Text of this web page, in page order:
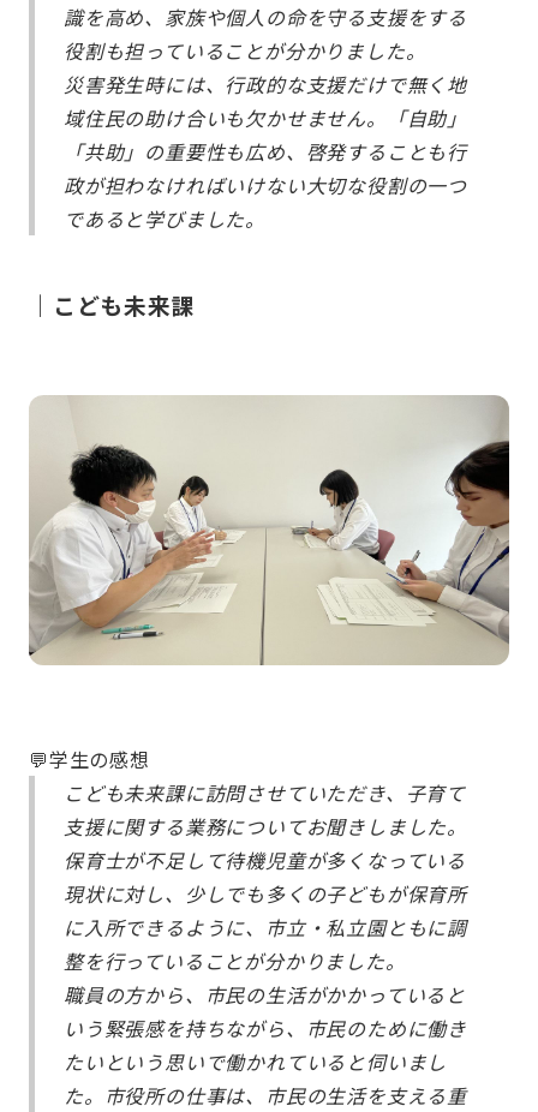
識を高め、家族や個人の命を守る支援をする
役割も担っていることが分かりました。
災害発生時には、行政的な支援だけで無く地
域住民の助け合いも欠かせません。「自助」
「共助」の重要性も広め、啓発することも行
政が担わなければいけない大切な役割の一つ
であると学びました。
｜こども未来課
💬学生の感想
こども未来課に訪問させていただき、子育て
支援に関する業務についてお聞きしました。
保育士が不足して待機児童が多くなっている
現状に対し、少しでも多くの子どもが保育所
に入所できるように、市立・私立園ともに調
整を行っていることが分かりました。
職員の方から、市民の生活がかかっていると
いう緊張感を持ちながら、市民のために働き
たいという思いで働かれていると伺いまし
た。市役所の仕事は、市民の生活を支える重